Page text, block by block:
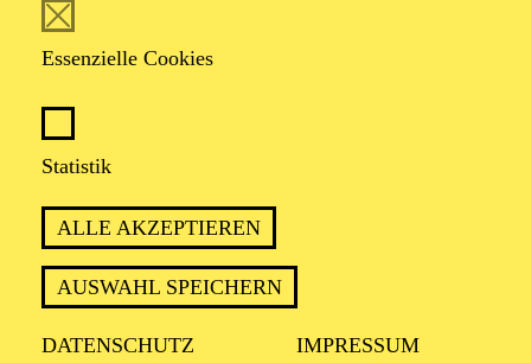
Essenzielle Cookies
Statistik
ALLE AKZEPTIEREN
AUSWAHL SPEICHERN
DATENSCHUTZ IMPRESSUM
PREMIERE
Empfohlen ab 16 Jahren